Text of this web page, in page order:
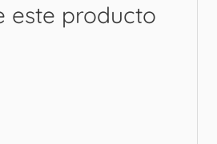
este producto